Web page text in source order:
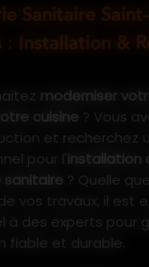
Sanitaire
: Installation &
moderniser
cuisine ? Vous
et recherchez
pour l'installation
sanitaire ? Quelle
vos travaux, il est
à des experts pour
fiable et durable.